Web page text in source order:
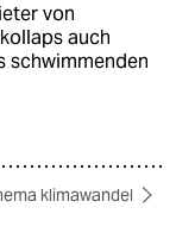
von
auch
schwimmenden
klimawandel